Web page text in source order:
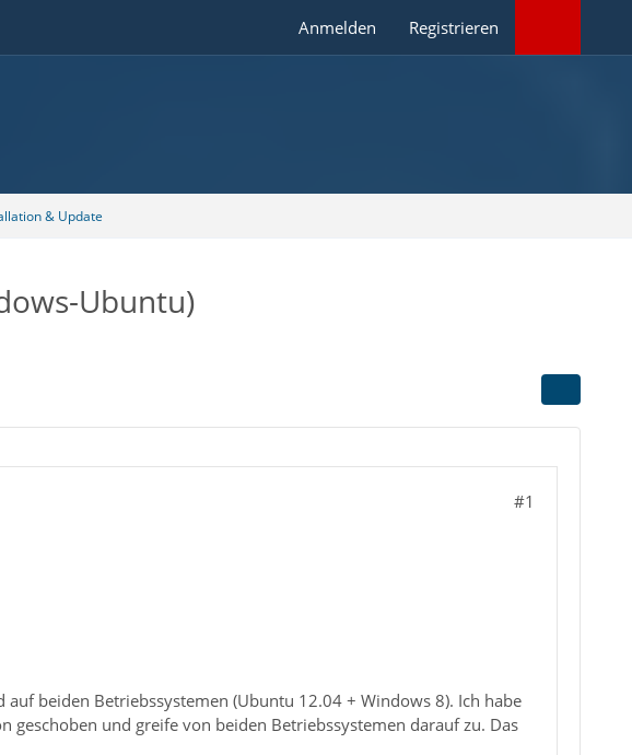
Anmelden Registrieren
& Update
Ubuntu)
#1
beiden Betriebssystemen (Ubuntu 12.04 + Windows 8). Ich habe
geschoben und greife von beiden Betriebssystemen darauf zu. Das